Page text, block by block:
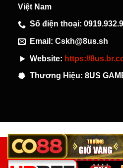
Việt Nam
Số điện thoại:
Email: Cskh@8us.sh
Website: https://
Thương Hiệu: 8US
ĐIỀU KHOẢN DỊCH VỤ
ĐIỀU
GIẤY PHÉP HOẠT ĐỘNG